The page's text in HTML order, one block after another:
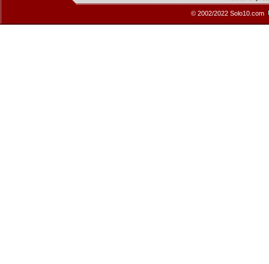
© 2002/2022 Solo10.com